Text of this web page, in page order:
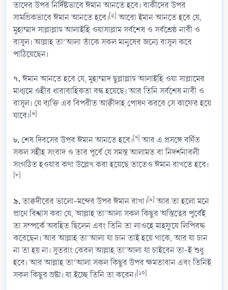
তাদের উপর নির্দিষ্টভাবে ঈমান আনতে হবে। বাকীদের উপর
সামগ্রিকভাবে ঈমান আনতে হবে।[৫] আরো ইমান আনতে হবে যে,
মুহাম্মাদ সাল্লাল্লাহু আলাইহি ওয়াসাল্লাম সর্বশেষ ও সর্বশ্রেষ্ঠ নাবী ও
রাসূল। আল্লাহ তা‘আলা তাঁকে সকল মানুষের জন্যে রাসূল করে
পাঠিয়েছেন।
৭.ঈমান আনতে হবে যে, মুহাম্মাদ ছুল্লাল্লাহু আলাইহি ওয়া সাল্লামের
মাধ্যমে ওহীর ধারাবাহিকতা বন্ধ হয়েছে। আর তিনি সর্বশেষ নাবী ও
রাসূল। যে ব্যক্তি এর বিপরীত আক্বীদাহ পোষণ করবে সে কাফের হয়ে
যাবে।[৬]
৮. শেষ দিবসের উপর ঈমান আনতে হবে।[৭] আর এ প্রসঙ্গে বর্ণিত
সকল সহীহ সংবাদ ও তার পূর্বে যে সমস্ত আলামত বা নিদর্শনাবলী
সংগঠিত হওয়ার কথা উল্লেখ করা হয়েছে তাতেও ঈমান রাখতে হবে।
[৮]
৯.তাক্বদীরের ভালো-মন্দের উপর ঈমান রাখা।[৯] আর তা হলো মনে
প্রাণে বিশ্বাস করা যে, আল্লাহ তা'আলা সকল কিছুর অস্তিত্বের পূর্বেই
তা সম্পর্কে অবহিত ছিলেন এবং তিনি তা লাওহে মাহফুযে লিপিবদ্ধ
করেছেন। আর আল্লাহ তা'আলা যা চান তাই হয়ে থাকে, আর যা চান
না তা হয় না। সুতরাং কেবল আল্লাহ তা'আলা যা চাইবেন তা-ই শুধু
হবে। আর আল্লাহ তা‘আলা সকল কিছুর উপর ক্ষমতাবান এবং তিনিই
সকল কিছুর স্রষ্টা। যা ইচ্ছে তিনি তা করেন।[১০]